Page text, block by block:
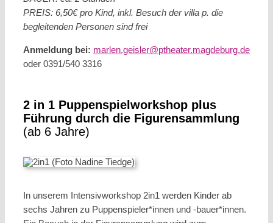
PREIS: 6,50€ pro Kind, inkl. Besuch der villa p. die
begleitenden Personen sind frei
Anmeldung bei: marlen.geisler@ptheater.magdeburg.de
oder 0391/540 3316
2 in 1 Puppenspielworkshop plus
Führung durch die Figurensammlung
(ab 6 Jahre)
In unserem Intensivworkshop 2in1 werden Kinder ab
sechs Jahren zu Puppenspieler*innen und -bauer*innen.